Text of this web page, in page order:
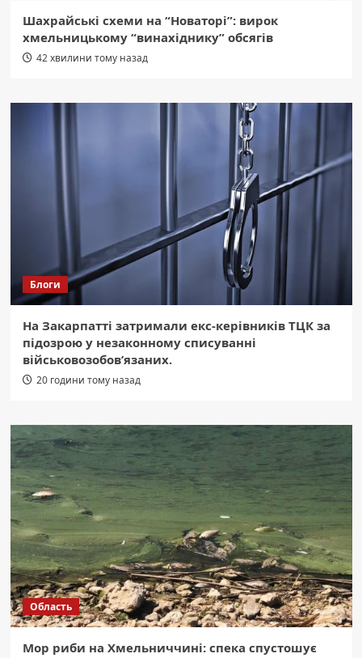
Шахрайські схеми на “Новаторі”: вирок
хмельницькому “винахіднику” обсягів
42 хвилини тому назад
Блоги
На Закарпатті затримали екс-керівників ТЦК за
підозрою у незаконному списуванні
військовозобов’язаних.
20 години тому назад
Область
Мор риби на Хмельниччині: спека спустошує